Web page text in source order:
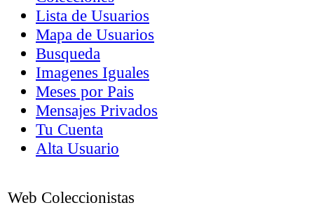
Lista de Usuarios
Mapa de Usuarios
Busqueda
Imagenes Iguales
Meses por Pais
Mensajes Privados
Tu Cuenta
Alta Usuario
Web Coleccionistas